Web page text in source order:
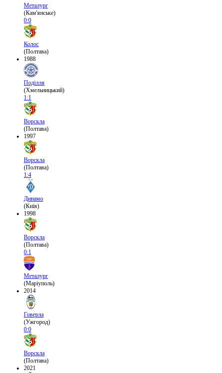
Металург
(Кам'янське)
0:0
Колос
(Полтава)
1988
Поділля
(Хмельницький)
1:1
Ворскла
(Полтава)
1997
Ворскла
(Полтава)
1:4
Динамо
(Київ)
1998
Ворскла
(Полтава)
0:1
Металург
(Маріуполь)
2014
Говерла
(Ужгород)
0:0
Ворскла
(Полтава)
2021